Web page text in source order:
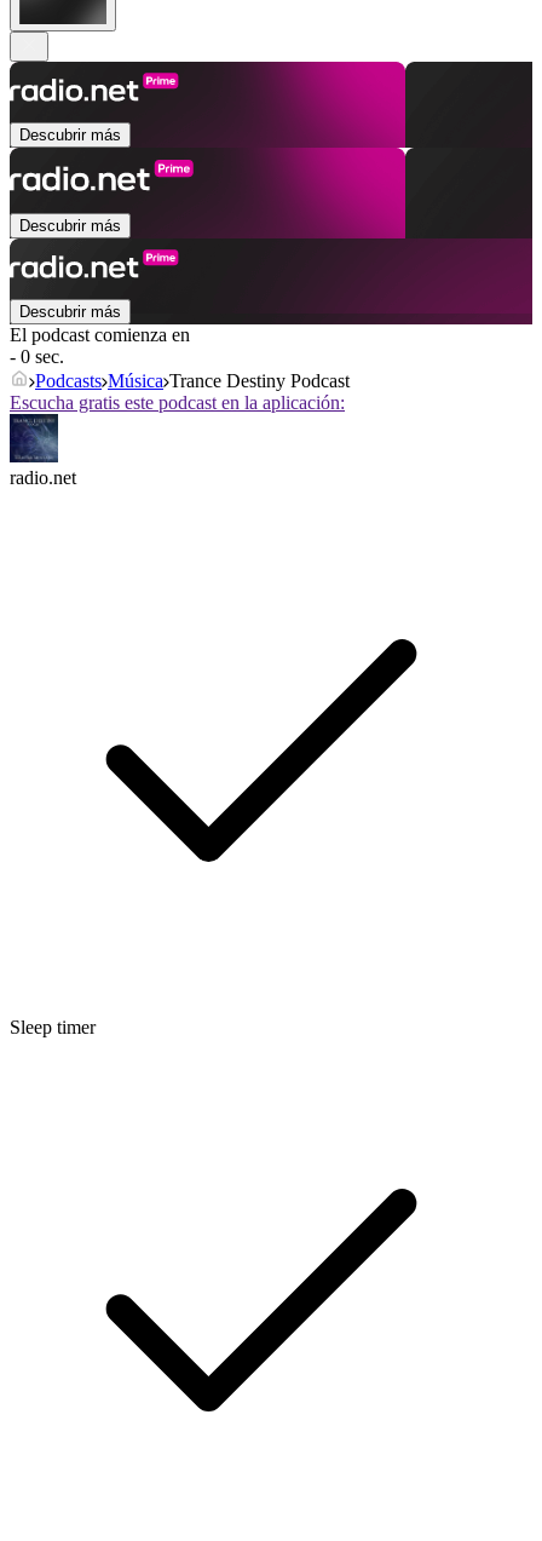
Descubrir más
Descubrir más
Descubrir más
El podcast comienza en
- 0 sec.
Podcasts Música Trance Destiny Podcast
Escucha gratis este podcast en la aplicación:
radio.net
Sleep timer